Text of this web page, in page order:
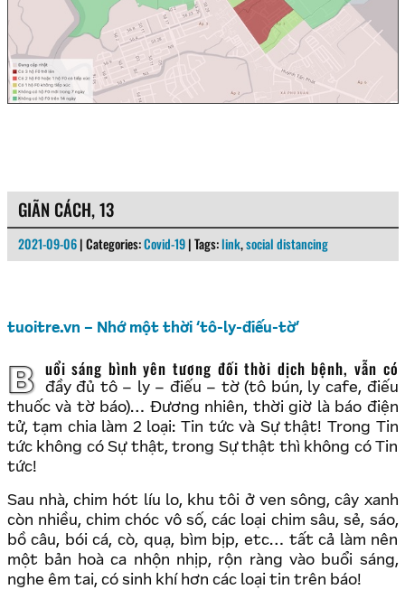
GIÃN CÁCH, 13
2021-09-06 | Categories:Covid-19 | Tags:link,social distancing
tuoitre.vn – Nhớ một thời ‘tô-ly-điếu-tờ’
Buổi sáng bình yên tương đối thời dịch bệnh, vẫn có
đầy đủ tô – ly – điếu – tờ (tô bún, ly cafe, điếu
thuốc và tờ báo)… Đương nhiên, thời giờ là báo điện
tử, tạm chia làm 2 loại: Tin tức và Sự thật! Trong Tin
tức không có Sự thật, trong Sự thật thì không có Tin
tức!
Sau nhà, chim hót líu lo, khu tôi ở ven sông, cây xanh
còn nhiều, chim chóc vô số, các loại chim sâu, sẻ, sáo,
bồ câu, bói cá, cò, quạ, bìm bịp, etc… tất cả làm nên
một bản hoà ca nhộn nhịp, rộn ràng vào buổi sáng,
nghe êm tai, có sinh khí hơn các loại tin trên báo!